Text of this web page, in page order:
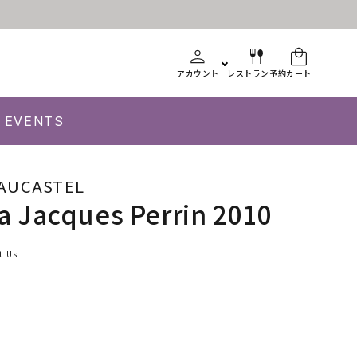
アカウント レストラン予約カート
EVENTS
Jacques Perrin 2010
Us